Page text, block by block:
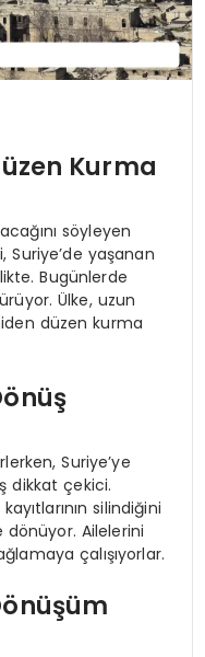
Kurma
söyleyen
Suriye’de yaşanan
Bugünlerde
Ülke, uzun
düzen kurma
Suriye’ye
dikkat çekici.
silindiğini
dönüyor. Ailelerini
çalışıyorlar.